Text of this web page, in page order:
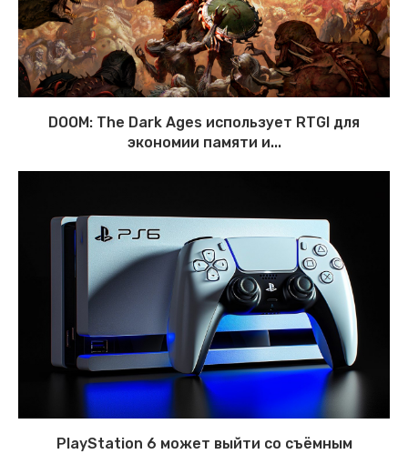
DOOM: The Dark Ages использует RTGI для
экономии памяти и...
PlayStation 6 может выйти со съёмным